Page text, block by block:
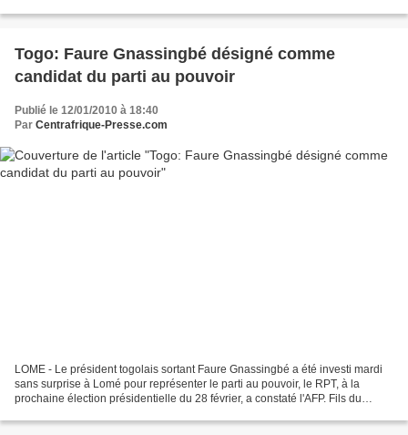
Togo: Faure Gnassingbé désigné comme
candidat du parti au pouvoir
Publié le 12/01/2010 à 18:40
Par Centrafrique-Presse.com
LOME - Le président togolais sortant Faure Gnassingbé a été investi mardi
sans surprise à Lomé pour représenter le parti au pouvoir, le RPT, à la
prochaine élection présidentielle du 28 février, a constaté l'AFP. Fils du